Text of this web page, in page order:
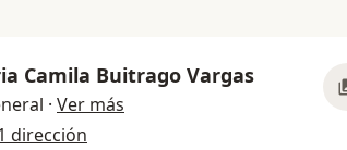
Camila Buitrago Vargas
· Ver más sobre las especializaciones
dirección